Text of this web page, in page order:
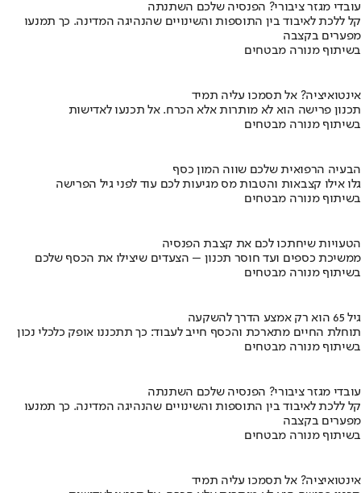
עובדי מגזר ציבורי? הפנסיה שלכם השתנתה
קל ללכת לאיבוד בין התוספות והשינויים שהנהיגה המדינה. כך תמנעו
מפערים בקצבה
בשיתוף מנורה מבטחים
אינטואיציה? אל תסמכו עליה תמיד
תכנון פרישה הוא לא מותרות אלא הכרח. אל תכנעו לאדישות
בשיתוף מנורה מבטחים
הבעיה הרפואית שלכם שווה המון כסף
גלו אילו קצבאות והטבות מס מגיעות לכם עוד לפני גיל הפרישה
בשיתוף מנורה מבטחים
הטעויות שיחתכו לכם את קצבת הפנסיה
ממשיכת כספים ועד חוסר תכנון – הצעדים שיצילו את הכסף שלכם
בשיתוף מנורה מבטחים
גיל 65 הוא רק אמצע הדרך להשקעה
תוחלת החיים מתארכת והכסף חייב לעבוד: כך תתכננו אופק כלכלי נכון
בשיתוף מנורה מבטחים
עובדי מגזר ציבורי? הפנסיה שלכם השתנתה
קל ללכת לאיבוד בין התוספות והשינויים שהנהיגה המדינה. כך תמנעו
מפערים בקצבה
בשיתוף מנורה מבטחים
אינטואיציה? אל תסמכו עליה תמיד